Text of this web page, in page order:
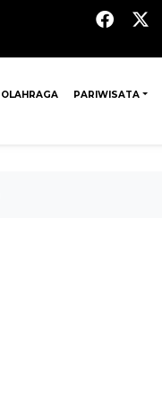
OLAHRAGA PARIWISATA